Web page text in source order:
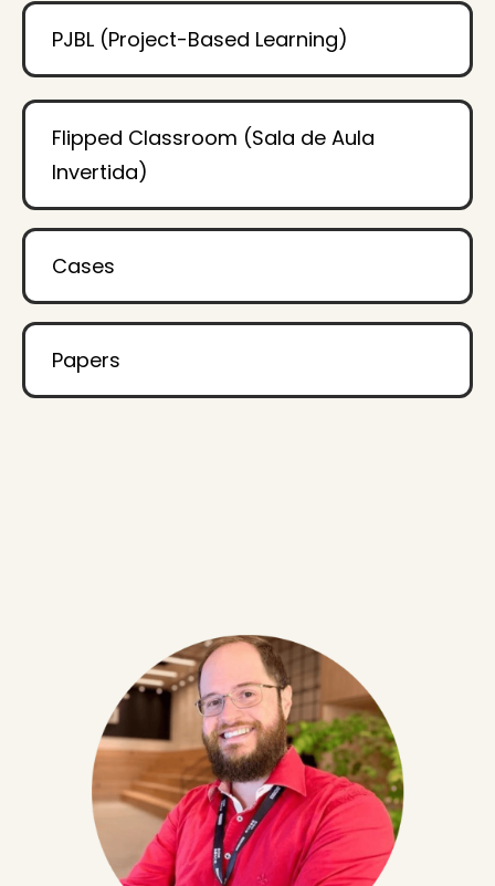
PJBL (Project-Based Learning)
Flipped Classroom (Sala de Aula
Invertida)
Cases
Papers